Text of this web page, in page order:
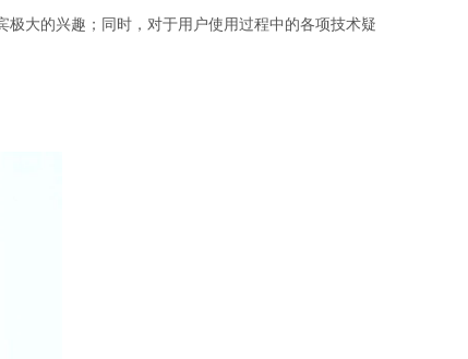
大的兴趣；同时，对于用户使用过程中的各项技术疑